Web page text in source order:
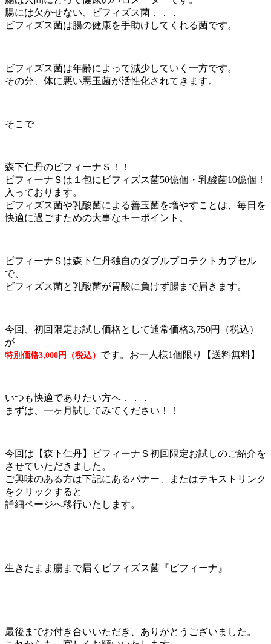
腸には欠かせない、ビフィズス菌．．．
ビフィズス菌は腸の健康を手助けしてくれる菌です。
ビフィズス菌は年齢によって減少していく一方です。
その分、体に悪い悪玉菌が活性化されてきます。
そこで
森下仁丹のビフィーナＳ！！
ビフィーナＳは１包にビフィズス菌50億個・乳酸菌10億個！
入っております。
ビフィズス菌や乳酸菌による善玉菌を増やすことは、毎日を
快適に過ごすための大事なキーポイント。
ビフィーナＳは森下仁丹独自のダブルプロテクトカプセル
で、
ビフィズス菌と乳酸菌が胃酸に負けず腸まで届きます。
今回、初回限定お試し価格として通常価格3,750円（税込）
が
特別価格3,000円（税込） です。お一人様1個限り【送料無料】
いつも快適でありたい方へ．．．
まずは、一ヶ月試してみてください！！
今回は【森下仁丹】ビフィーナＳ初回限定お試しのご紹介を
させていただきました。
ご興味のある方は下記にあるバナー、またはテキストリンク
をクリックすると
詳細ページへ移行いたします。
生きたまま腸まで届くビフィズス菌『ビフィーナ』
最後までお付き合いいただき、ありがとうございました。